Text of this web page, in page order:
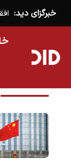
خبرگزای دید: